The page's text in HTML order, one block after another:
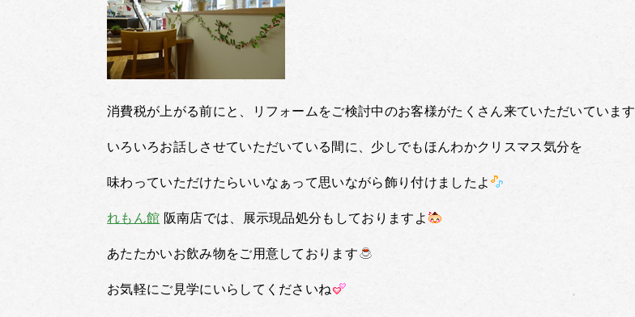
消費税が上がる前にと、リフォームをご検討中のお客様がたくさん来ていただいています
いろいろお話しさせていただいている間に、少しでもほんわかクリスマス気分を
味わっていただけたらいいなぁって思いながら飾り付けましたよ
れもん館 阪南店では、展示現品処分もしておりますよ
あたたかいお飲み物をご用意しております
お気軽にご見学にいらしてくださいね